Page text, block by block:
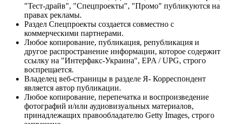
"Тест-драйв", "Спецпроекты", "Промо" публикуются на
правах рекламы.
Раздел Спецпроекты создается совместно с
коммерческими партнерами.
Любое копирование, публикация, републикация и
другое распространение информации, которое содержит
ссылку на "Интерфакс-Украина", EPA / UPG, строго
воспрещается.
Владелец веб-страницы в разделе Я- Корреспондент
является автор публикации.
Любое копирование, перепечатка и воспроизведение
фотографий и/или аудиовизуальных материалов,
принадлежащих правообладателю Getty Images, строго